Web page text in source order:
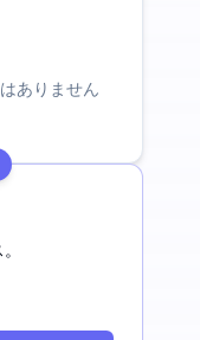
ありません